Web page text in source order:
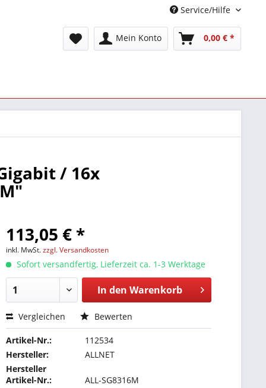
Service/Hilfe
Mein Konto 0,00 € *
/ 16x
113,05 € *
inkl. MwSt.zzgl. Versandkosten
Sofort versandfertig, Lieferzeit ca. 1-3 Werktage
In den Warenkorb
Vergleichen Bewerten
Artikel-Nr.:
112534
Hersteller:
ALLNET
Hersteller
Artikel-Nr.:
ALL-SG8316M